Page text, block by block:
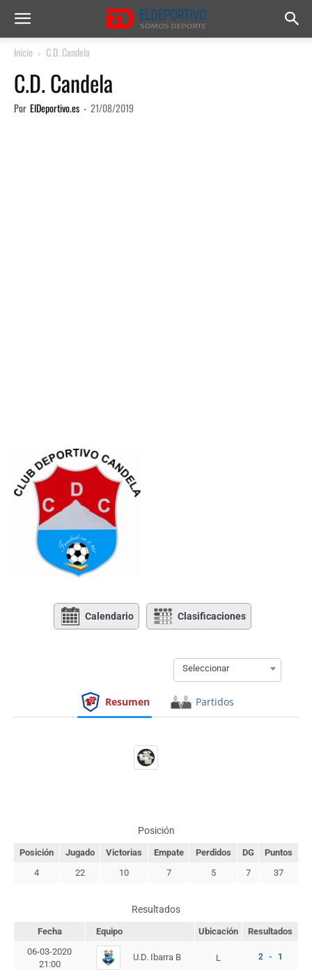
Inicio C.D. Candela
C.D. Candela
Por ElDeportivo.es - 21/08/2019
Calendario Clasificaciones
Seleccionar
Resumen Partidos
Posición
Posición Jugado Victorias Empate Perdidos DG
Puntos
4
22 10 7 5 7 37
Resultados
Fecha Equipo Ubicación
Resultados
06-03-2020
21:00
U.D. Ibarra B L 2 - 1